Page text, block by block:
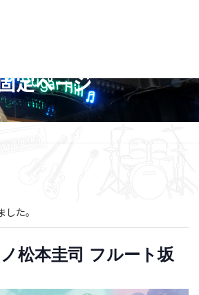
定ページ
た。
ノ松本圭司 フルート坂